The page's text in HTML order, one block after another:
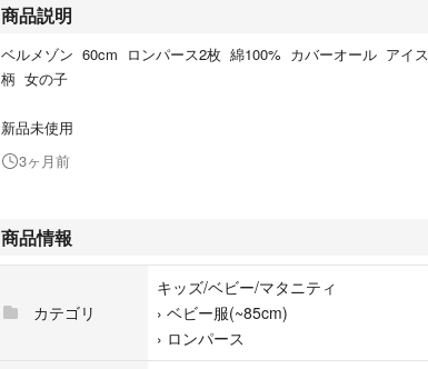
商品説明
ベルメゾン 60cm ロンパース2枚 綿100% カバーオール アイス
柄 女の子
新品未使用
3ヶ月前
商品情報
カテゴリ
キッズ/ベビー/マタニティ
› ベビー服(~85cm)
› ロンパース